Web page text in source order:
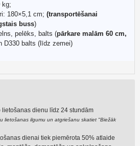
lietošanas dienu līdz 24 stundām
lietošanas ilgumu un atgriešanu skatiet "Biežāk
dienai tiek piemērota 50% atlaide
kg;
180×5,1 cm; (transportēšanai
buss)
pelēks, balts (pārkare malām 60 cm,
D330 balts (līdz zemei)